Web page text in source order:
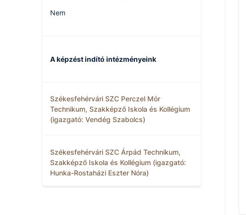
Nem
A képzést indító intézményeink
Székesfehérvári SZC Perczel Mór
Technikum, Szakképző Iskola és Kollégium
(igazgató: Vendég Szabolcs)
Székesfehérvári SZC Árpád Technikum,
Szakképző Iskola és Kollégium (igazgató:
Hunka-Rostaházi Eszter Nóra)